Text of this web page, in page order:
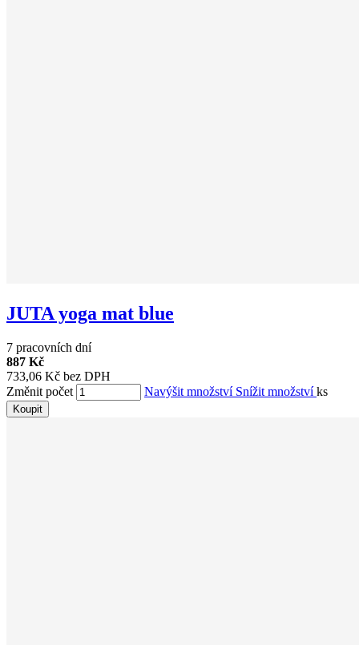
JUTA yoga mat blue
7 pracovních dní
887 Kč
733,06 Kč bez DPH
Změnit počet
Navýšit množství Snížit množstvíks
Koupit